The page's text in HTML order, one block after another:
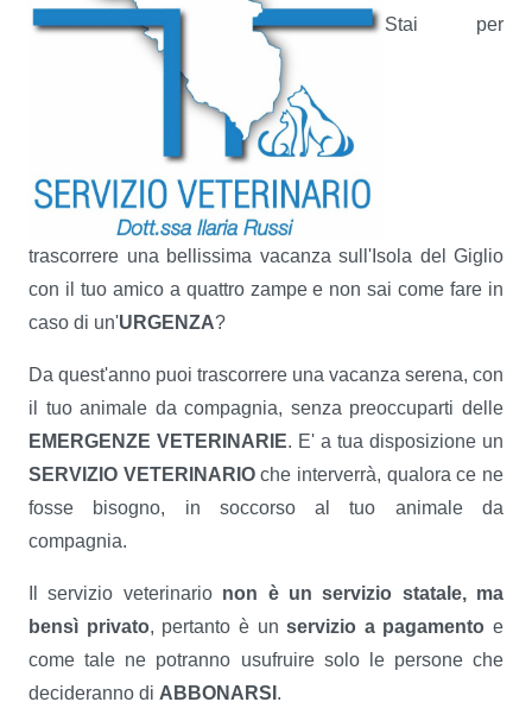
Stai per
trascorrere una bellissima vacanza sull'Isola del Giglio
con il tuo amico a quattro zampe e non sai come fare in
caso di un'URGENZA?
Da quest'anno puoi trascorrere una vacanza serena, con
il tuo animale da compagnia, senza preoccuparti delle
EMERGENZE VETERINARIE. E' a tua disposizione un
SERVIZIO VETERINARIOche interverrà, qualora ce ne
fosse bisogno, in soccorso al tuo animale da
compagnia.
Il servizio veterinario non è un servizio statale, ma
bensì privato, pertanto è unservizio a pagamento e
come tale ne potranno usufruire solo le persone che
decideranno di ABBONARSI .